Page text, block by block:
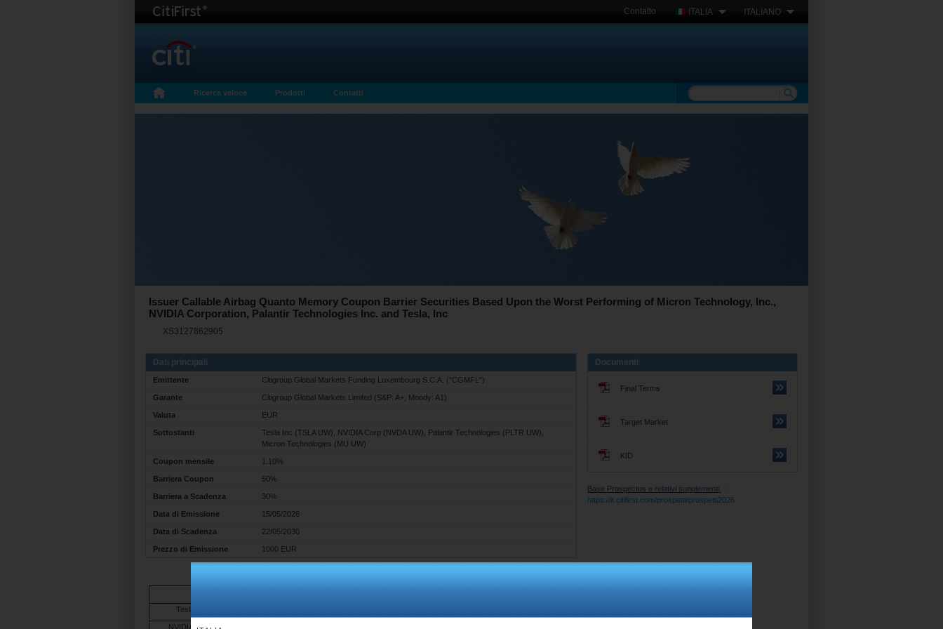
Contatto ITALIA ITALIANO
Ricerca veloce Prodotti Contatti
Issuer Callable Airbag Quanto Memory Coupon Barrier Securities Based Upon the Worst Performing of Micron Technology, Inc.,
NVIDIA Corporation, Palantir Technologies Inc. and Tesla, Inc
XS3127862905
Dati principali
Emittente Citigroup Global Markets Funding Luxembourg S.C.A. ("CGMFL")
Garante Citigroup Global Markets Limited (S&P: A+, Moody: A1)
Valuta EUR
Sottostanti
Tesla Inc (TSLA UW), NVIDIA Corp (NVDA UW), Palantir Technologies (PLTR UW),
Micron Technologies (MU UW)
Coupon mensile 1.10%
Barriera Coupon 50%
Barriera a Scadenza 30%
Data di Emissione 15/05/2026
Data di Scadenza 22/05/2030
Prezzo di Emissione 1000 EUR
Documenti
Final Terms
Target Market
KID
Base Prospectus e relativi supplementi: :
https://it.citifirst.com/prospetti/prospetti2026
Tesla Inc (BBG Ticker: TSLA UW)
NVIDIA Corp (BBG Ticker: NVDA UW)